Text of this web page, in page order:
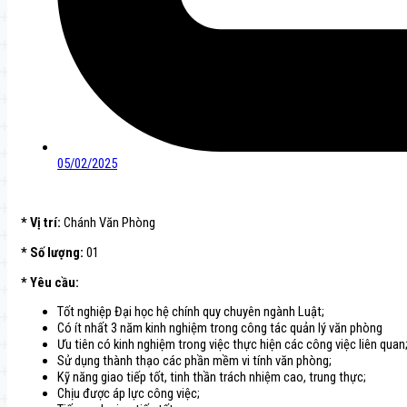
05/02/2025
* Vị trí: Chánh Văn Phòng
* Số lượng: 01
* Yêu cầu:
Tốt nghiệp Đại học hệ chính quy chuyên ngành Luật;
Có ít nhất 3 năm kinh nghiệm trong công tác quản lý văn phòng
Ưu tiên có kinh nghiệm trong việc thực hiện các công việc liên quan;
Sử dụng thành thạo các phần mềm vi tính văn phòng;
Kỹ năng giao tiếp tốt, tinh thần trách nhiệm cao, trung thực;
Chịu được áp lực công việc;